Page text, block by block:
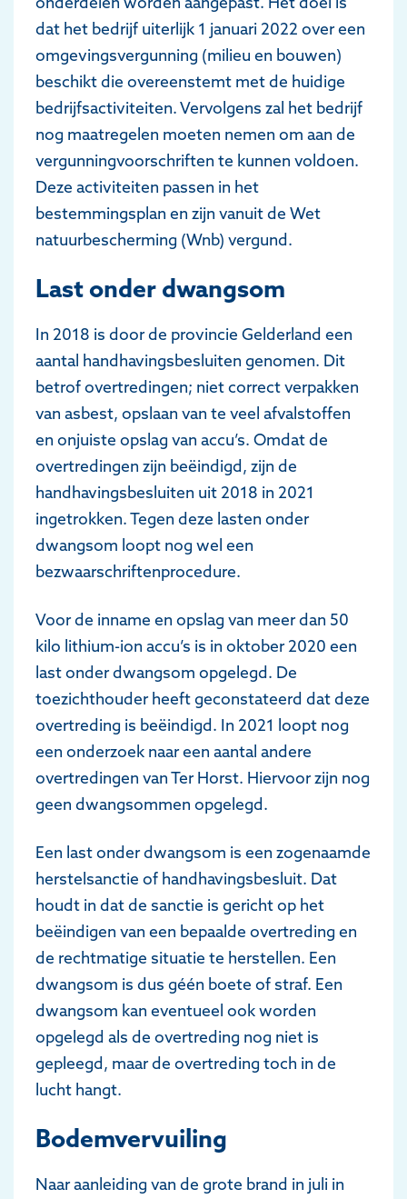
dat het bedrijf uiterlijk 1 januari 2022 over een
omgevingsvergunning (milieu en bouwen)
beschikt die overeenstemt met de huidige
bedrijfsactiviteiten. Vervolgens zal het bedrijf
nog maatregelen moeten nemen om aan de
vergunningvoorschriften te kunnen voldoen.
Deze activiteiten passen in het
bestemmingsplan en zijn vanuit de Wet
natuurbescherming (Wnb) vergund.
Last onder dwangsom
In 2018 is door de provincie Gelderland een
aantal handhavingsbesluiten genomen. Dit
betrof overtredingen; niet correct verpakken
van asbest, opslaan van te veel afvalstoffen
en onjuiste opslag van accu’s. Omdat de
overtredingen zijn beëindigd, zijn de
handhavingsbesluiten uit 2018 in 2021
ingetrokken. Tegen deze lasten onder
dwangsom loopt nog wel een
bezwaarschriftenprocedure.
Voor de inname en opslag van meer dan 50
kilo lithium-ion accu’s is in oktober 2020 een
last onder dwangsom opgelegd. De
toezichthouder heeft geconstateerd dat deze
overtreding is beëindigd. In 2021 loopt nog
een onderzoek naar een aantal andere
overtredingen van Ter Horst. Hiervoor zijn nog
geen dwangsommen opgelegd.
Een last onder dwangsom is een zogenaamde
herstelsanctie of handhavingsbesluit. Dat
houdt in dat de sanctie is gericht op het
beëindigen van een bepaalde overtreding en
de rechtmatige situatie te herstellen. Een
dwangsom is dus géén boete of straf. Een
dwangsom kan eventueel ook worden
opgelegd als de overtreding nog niet is
gepleegd, maar de overtreding toch in de
lucht hangt.
Bodemvervuiling
Naar aanleiding van de grote brand in juli in